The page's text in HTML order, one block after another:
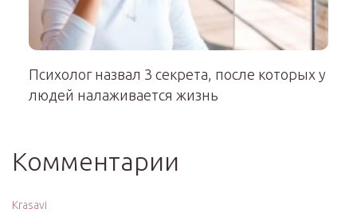
Психолог назвал 3 секрета, после которых у
людей налаживается жизнь
Комментарии
Krasavi